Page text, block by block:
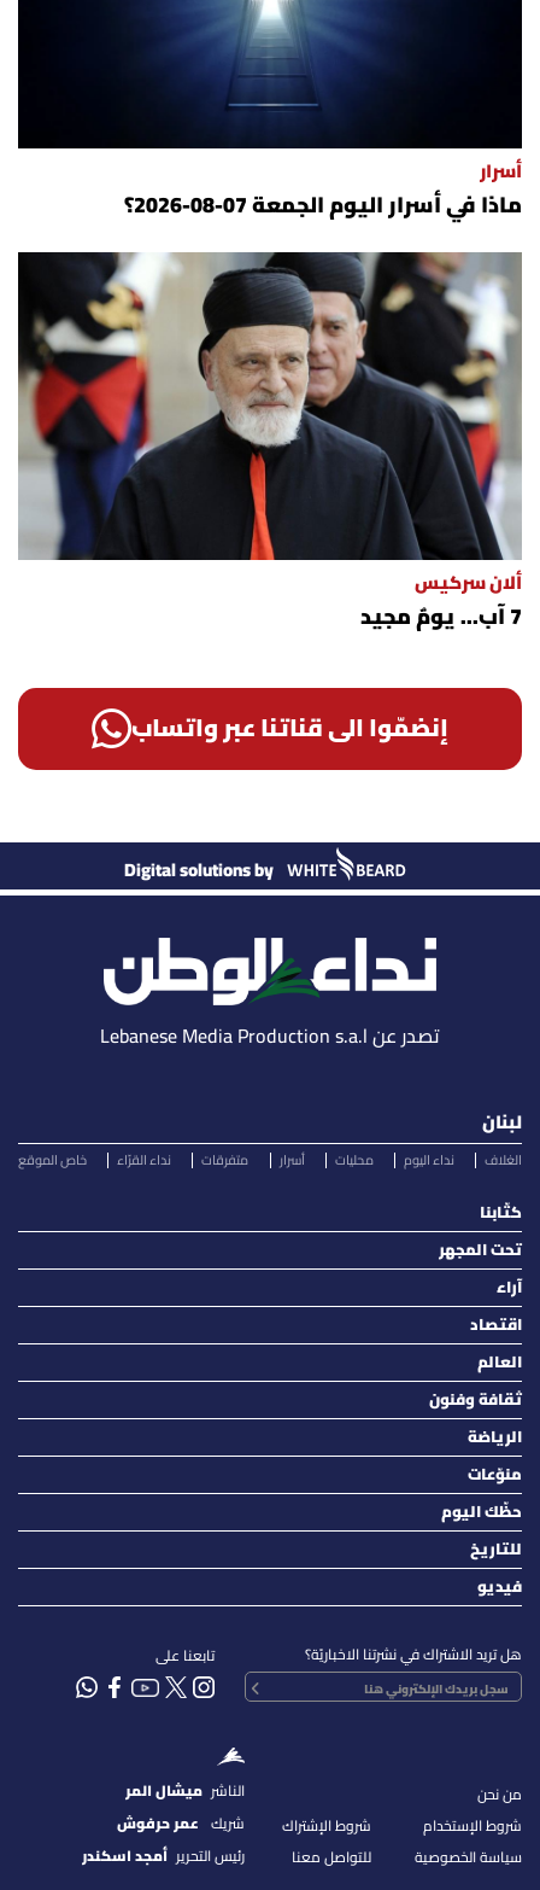
أسرار
ماذا في أسرار اليوم الجمعة 07-08-2026؟
ألان سركيس
7 آب... يومٌ مجيد
إنضمّوا الى قناتنا عبر واتساب
Digital solutions by
تصدر عن Lebanese Media Production s.a.l
لبنان
الغلاف نداء اليوم محليات أسرار متفرقات نداء القرّاء خاص الموقع
كتّابنا
تحت المجهر
آراء
اقتصاد
العالم
ثقافة وفنون
الرياضة
منوّعات
حظّك اليوم
للتاريخ
فيديو
هل تريد الاشتراك في نشرتنا الاخباريّة؟ تابعنا على
من نحن
شروط الإستخدام
سياسة الخصوصية
شروط الإشتراك
للتواصل معنا
الناشر ميشال المر
شريك عمر حرفوش
رئيس التحرير أمجد اسكندر